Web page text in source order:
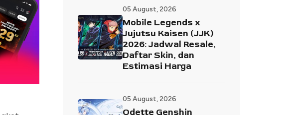
05 August, 2026
Mobile Legends x
Jujutsu Kaisen (JJK)
2026: Jadwal Resale,
Daftar Skin, dan
Estimasi Harga
05 August, 2026
Odette Genshin